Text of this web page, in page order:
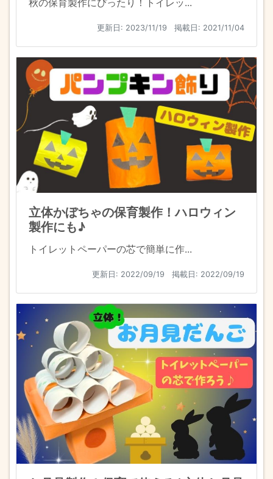
秋の保育製作にぴったり！トイレッ...
更新日: 2023/11/19 掲載日: 2021/11/04
立体かぼちゃの保育製作！ハロウィン
製作にも♪
トイレットペーパーの芯で簡単に作...
更新日: 2022/09/19 掲載日: 2022/09/19